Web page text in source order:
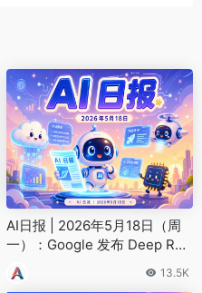
AI日报 | 2026年5月18日（周
一）：Google 发布 Deep Res
earch Max、Anthropic 推出 D
reaming 系统
13.5K